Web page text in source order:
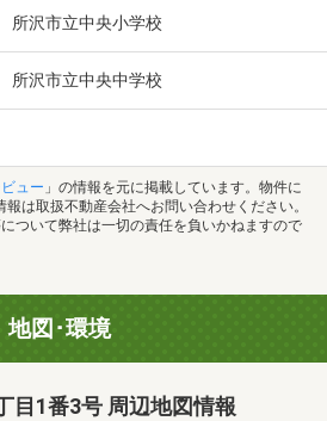
所沢市立中央小学校
所沢市立中央中学校
ュー 」の情報を元に掲載しています。物件に
は取扱不動産会社へお問い合わせください。
ついて弊社は一切の責任を負いかねますので
地図･環境
目1番3号 周辺地図情報